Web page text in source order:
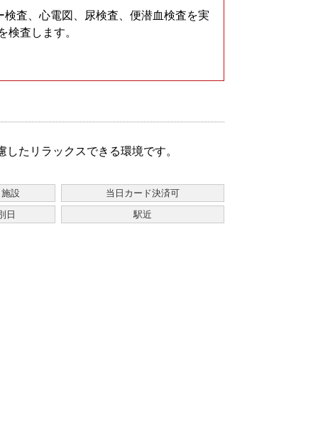
査、心電図、尿検査、便潜血検査を実
査します。
たリラックスできる環境です。
設
当日カード決済可
日
駅近